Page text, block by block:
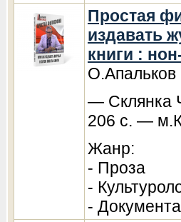
Простая
издавать
книги :
О.Апальков
— Склянка
206 с. —
Жанр:
- Проза
-
-